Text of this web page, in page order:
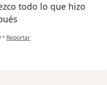
todo lo que hizo
• en opinión del usuario S
Reportar